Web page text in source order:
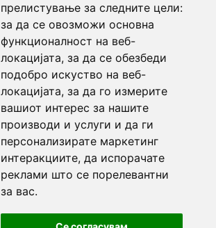
прелистување за следните цели:
за да се овозможи основна
функционалност на веб-
локацијата, за да се обезбеди
подобро искуство на веб-
локацијата, за да го измерите
вашиот интерес за нашите
производи и услуги и да ги
персонализирате маркетинг
интеракциите, да испорачате
реклами што се порелевантни
за вас.